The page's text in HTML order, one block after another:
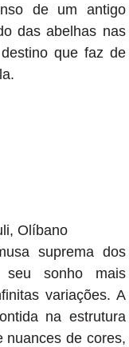
de um antigo
das abelhas nas
que faz de
Olíbano
suprema dos
sonho mais
variações. A
na estrutura
nuances de cores,